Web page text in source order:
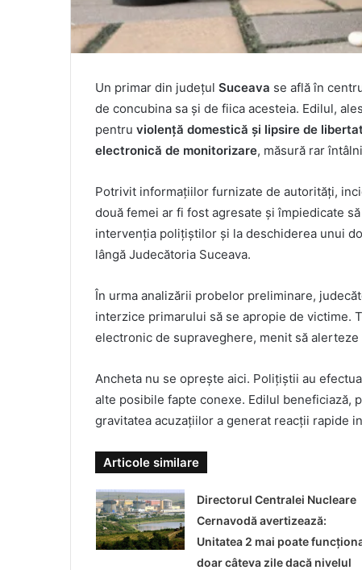
Un primar din județul Suceava se află în
de concubina sa și de fiica acesteia. Edilul,
pentru violență domestică și lipsire de
electronică de monitorizare, măsură rar
Potrivit informațiilor furnizate de autorități,
două femei ar fi fost agresate și împiedicate
intervenția polițiștilor și la deschiderea unui
lângă Judecătoria Suceava.
În urma analizării probelor preliminare,
interzice primarului să se apropie de victime.
electronic de supraveghere, menit să
Ancheta nu se oprește aici. Polițiștii au
alte posibile fapte conexe. Edilul beneficiază,
gravitatea acuzațiilor a generat reacții rapide
Articole similare
Directorul Centralei Nucleare
Cernavodă avertizează:
Unitatea 2 mai poate
doar câteva zile dacă nivelul